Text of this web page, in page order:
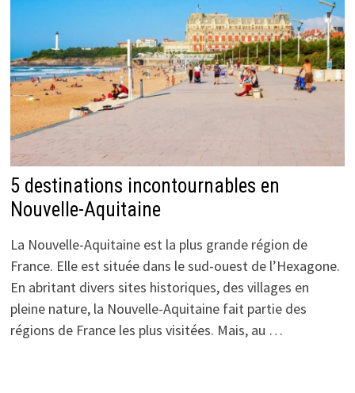
5 destinations incontournables en
Nouvelle-Aquitaine
La Nouvelle-Aquitaine est la plus grande région de
France. Elle est située dans le sud-ouest de l’Hexagone.
En abritant divers sites historiques, des villages en
pleine nature, la Nouvelle-Aquitaine fait partie des
régions de France les plus visitées. Mais, au …